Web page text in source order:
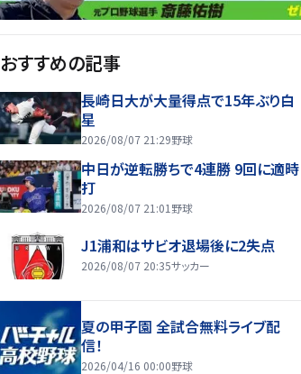
おすすめの記事
長崎日大が大量得点で15年ぶり白
星
2026/08/07 21:29野球
中日が逆転勝ちで4連勝 9回に適時
打
2026/08/07 21:01 野球
J1浦和はサビオ退場後に2失点
2026/08/07 20:35サッカー
夏の甲子園 全試合無料ライブ配
信！
2026/04/16 00:00野球